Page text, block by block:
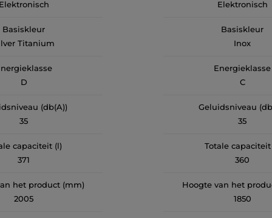
Basiskleur
Titanium
D
(db(A))
35
capaciteit (l)
371
het product (mm)
2005
Elektronisch
Basiskleur
Inox
Energieklasse
C
Geluidsniveau
35
Totale capaciteit
360
Hoogte van het
1850